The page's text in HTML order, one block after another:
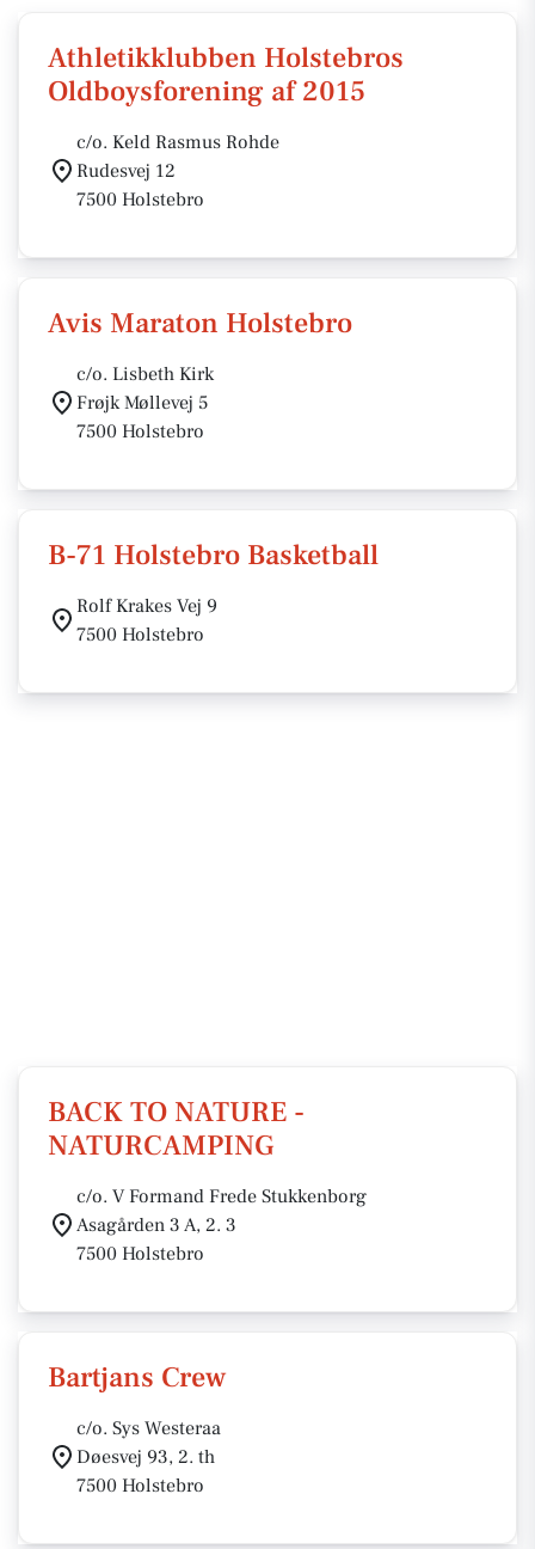
Athletikklubben Holstebros
Oldboysforening af 2015
c/o. Keld Rasmus Rohde
Rudesvej 12
7500 Holstebro
Avis Maraton Holstebro
c/o. Lisbeth Kirk
Frøjk Møllevej 5
7500 Holstebro
B-71 Holstebro Basketball
Rolf Krakes Vej 9
7500 Holstebro
BACK TO NATURE -
NATURCAMPING
c/o. V Formand Frede Stukkenborg
Asagården 3 A, 2. 3
7500 Holstebro
Bartjans Crew
c/o. Sys Westeraa
Døesvej 93, 2. th
7500 Holstebro